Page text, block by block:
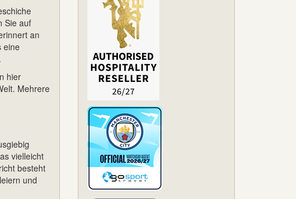
Sie auf
an
eine
hier
Mehrere
vielleicht
besteht
und